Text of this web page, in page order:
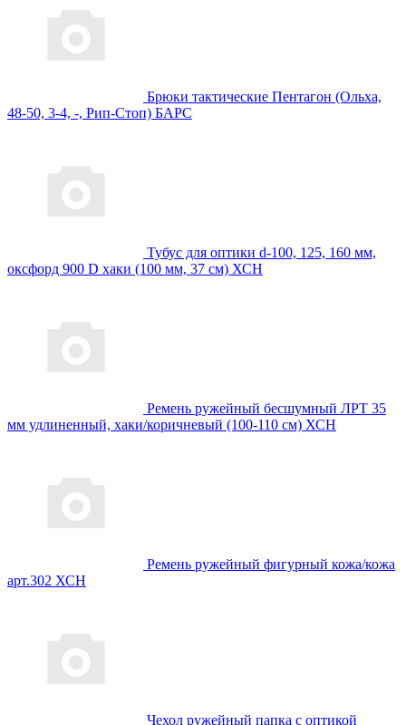
Брюки тактические Пентагон (Ольха,
48-50, 3-4, -, Рип-Стоп) БАРС
Тубус для оптики d-100, 125, 160 мм,
оксфорд 900 D хаки (100 мм, 37 см) ХСН
Ремень ружейный бесшумный ЛРТ 35
мм удлиненный, хаки/коричневый (100-110 см) ХСН
Ремень ружейный фигурный кожа/кожа
арт.302 ХСН
Чехол ружейный папка с оптикой